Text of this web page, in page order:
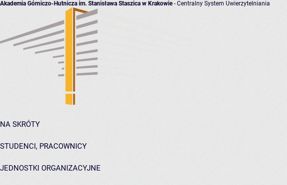
Akademia Górniczo-Hutnicza im. Stanisława Staszica w Krakowie- Centralny System Uwierzytelniania
NA SKRÓTY
STUDENCI, PRACOWNICY
JEDNOSTKI ORGANIZACYJNE